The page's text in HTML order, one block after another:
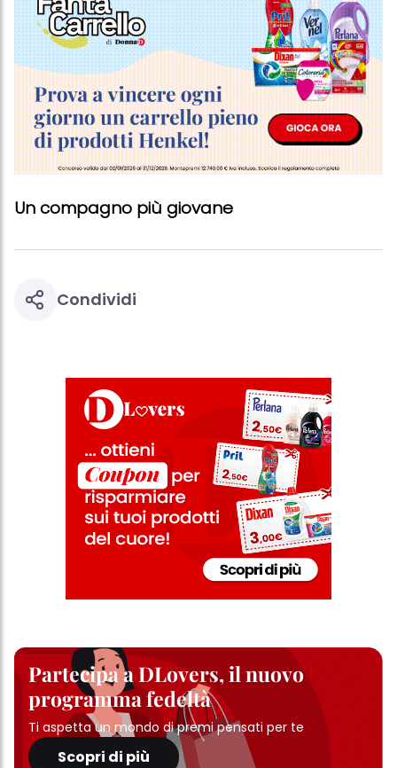
Un compagno più giovane
Condividi
Partecipa a DLovers, il nuovo
programma fedeltà
Ti aspetta un mondo di premi pensati per te
Scopri di più
trattamento dei tuoi dati / sull'uso dei cookie e consentirli per uno o
più degli scopi sopra menzionati. Cliccando su "Accetta tutto",
acconsenti all'uso dei cookie e al trattamento dei tuoi dati
personali per tutte le finalità sopra indicate. Se fai clic su "Rifiuta",
verranno utilizzati solo i cookie tecnicamente necessari per fornirti
questo sito web.